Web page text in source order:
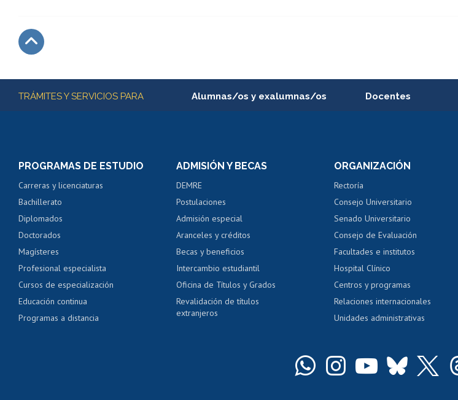
Más información
TRÁMITES Y SERVICIOS PARA Alumnas/os y exalumnas/os
Servicio médico y dental
Pago de arancel y crédito alumnos
Pago de arancel y crédito exalumnos
Certificado de títulos y grados
Docentes
Perfeccionamiento
Evaluación docente
Calificación académica
Postulación al AUCAI
Mi Uchile Ayuda tecnológica Tarjeta TUI
PROGRAMAS DE ESTUDIO
Carreras y licenciaturas
Bachillerato
Diplomados
Doctorados
Magísteres
Profesional especialista
Cursos de especialización
Educación continua
Programas a distancia
ADMISIÓN Y BECAS
DEMRE
Postulaciones
Admisión especial
Aranceles y créditos
Becas y beneficios
Intercambio estudiantil
Oficina de Títulos y Grados
Revalidación de títulos
extranjeros
ORGANIZACIÓN
Rectoría
Consejo Universitario
Senado Universitario
Consejo de Evaluación
Facultades e institutos
Hospital Clínico
Centros y programas
Relaciones internacionales
Unidades administrativas